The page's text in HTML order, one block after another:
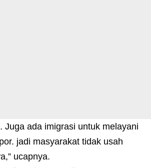
Juga ada imigrasi untuk melayani
jadi masyarakat tidak usah
ucapnya.